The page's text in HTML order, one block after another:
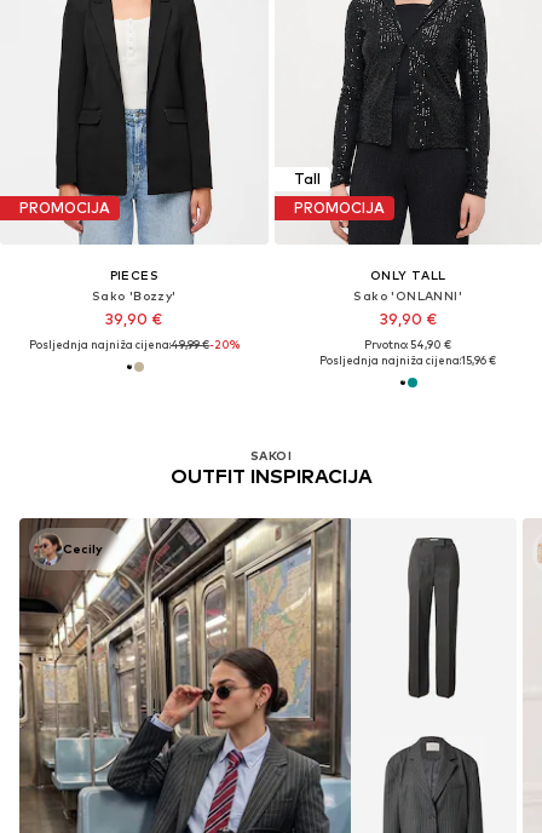
PROMOCIJA
PIECES
Sako 'Bozzy'
39,90 €
Posljednja najniža cijena:49,99 €-20%
Tall
PROMOCIJA
ONLY TALL
Sako 'ONLANNI'
39,90 €
Prvotno: 54,90 €
Posljednja najniža cijena:15,96 €
SAKOI
OUTFIT INSPIRACIJA
Cecily